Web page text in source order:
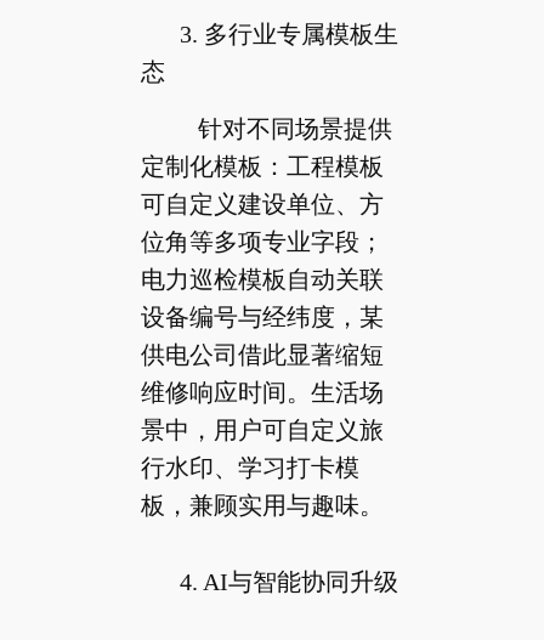
3. 多行业专属模板生
态
针对不同场景提供
定制化模板：工程模板
可自定义建设单位、方
位角等多项专业字段；
电力巡检模板自动关联
设备编号与经纬度，某
供电公司借此显著缩短
维修响应时间。生活场
景中，用户可自定义旅
行水印、学习打卡模
板，兼顾实用与趣味。
4. AI与智能协同升级